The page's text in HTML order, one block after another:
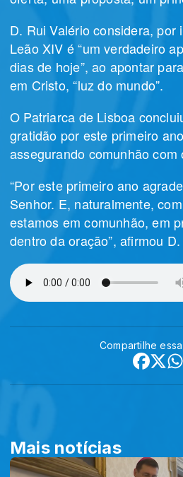
D. Rui Valério considera, por
Leão XIV é “um verdadeiro
dias de hoje”, ao apontar
em Cristo, “luz do mundo”.
O Patriarca de Lisboa
gratidão por este primeiro
assegurando comunhão com
“Por este primeiro ano
Senhor. E, naturalmente,
estamos em comunhão, em
dentro da oração”, afirmou
Compartilhe
Mais notícias